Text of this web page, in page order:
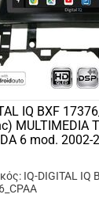
IQ BXF
MULTIMEDIA
6 mod. 2002-
IQ-DIGITAL IQ